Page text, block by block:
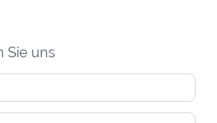
Sie uns